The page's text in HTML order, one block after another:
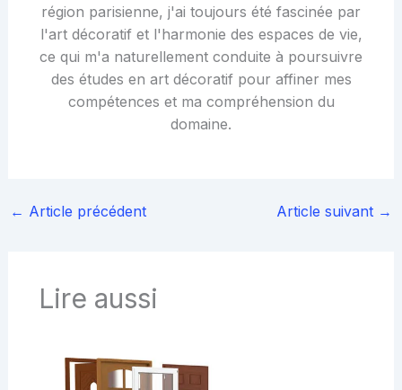
région parisienne, j'ai toujours été fascinée par
l'art décoratif et l'harmonie des espaces de vie,
ce qui m'a naturellement conduite à poursuivre
des études en art décoratif pour affiner mes
compétences et ma compréhension du
domaine.
← Article précédent Article suivant →
Lire aussi